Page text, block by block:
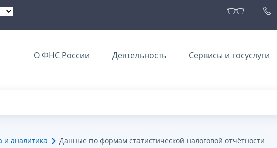
О ФНС России Деятельность Сервисы и госуслуги
и аналитика Данные по формам статистической налоговой отчётности